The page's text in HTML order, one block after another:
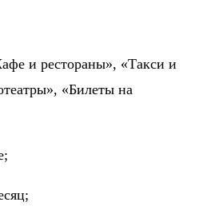
и рестораны», «Такси и
«Билеты на